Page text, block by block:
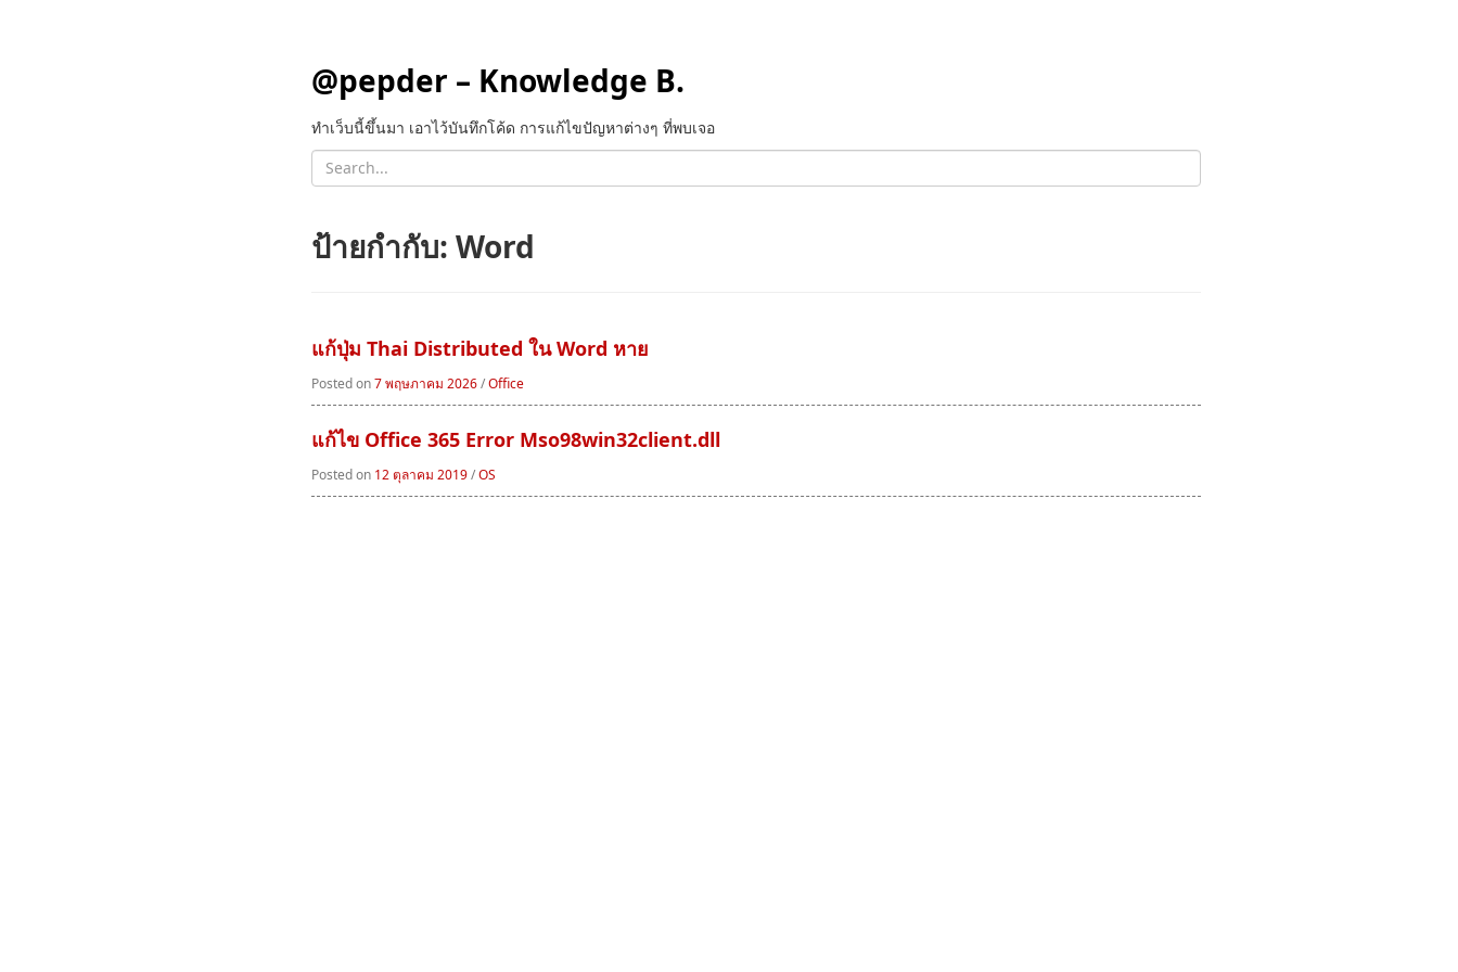
@pepder – Knowledge B.
ทำเว็บนี้ขึ้นมา เอาไว้บันทึกโค้ด การแก้ไขปัญหาต่างๆ ที่พบเจอ
ป้ายกำกับ: Word
แก้ปุ่ม Thai Distributed ใน Word หาย
Posted on7 พฤษภาคม 2026/Office
แก้ไข Office 365 Error Mso98win32client.dll
Posted on 12 ตุลาคม 2019/OS